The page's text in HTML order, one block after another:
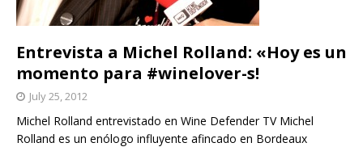
Entrevista a Michel Rolland: «Hoy es un
momento para #winelover-s!
July 25, 2012
Michel Rolland entrevistado en Wine Defender TV Michel
Rolland es un enólogo influyente afincado en Bordeaux